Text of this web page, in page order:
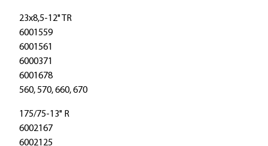
23x8,5-12" TR
6001559
6001561
6000371
6001678
560, 570, 660, 670
175/75-13" R
6002167
6002125